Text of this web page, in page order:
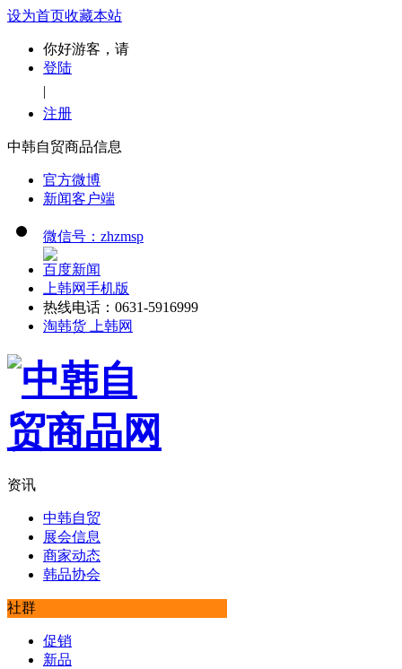
设为首页收藏本站
你好游客，请
登陆
|
注册
中韩自贸商品信息
官方微博
新闻客户端
微信号：zhzmsp
百度新闻
上韩网手机版
热线电话：0631-5916999
淘韩货 上韩网
资讯
中韩自贸
展会信息
商家动态
韩品协会
社群
促销
新品